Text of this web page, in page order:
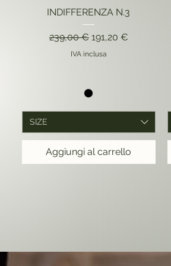
INDIFFERENZA N.3
Prezzo regolare
239,00 € Prezzo scontato
191,20 €
IVA inclusa
SIZE
Aggiungi al carrello